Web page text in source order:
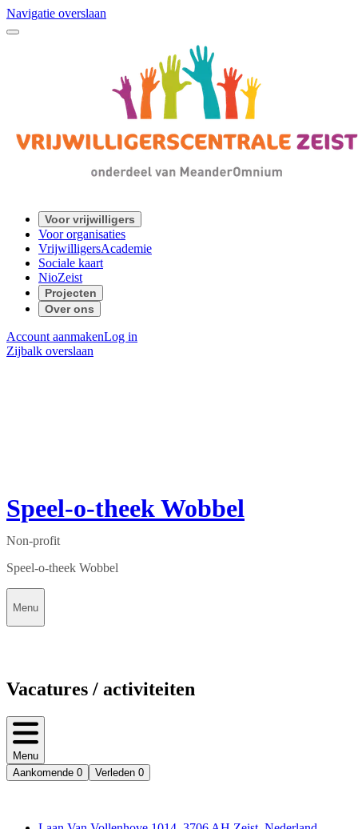
Navigatie overslaan
Voor vrijwilligers
Voor organisaties
VrijwilligersAcademie
Sociale kaart
NioZeist
Projecten
Over ons
Account aanmakenLog in
Zijbalk overslaan
Speel-o-theek Wobbel
Non-profit
Speel-o-theek Wobbel
Menu
Vacatures / activiteiten
Menu
Aankomende 0 Verleden 0